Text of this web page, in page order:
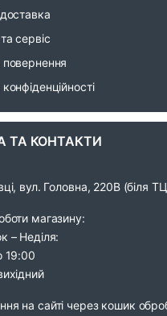
сервіс
повернення
ТА КОНТАКТИ
вул. Головна, 220В (біля ТЦ
магазину:
– Неділя:
19:00
на сайті через кошик